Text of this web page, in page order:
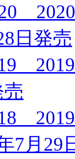
日発売
7月29